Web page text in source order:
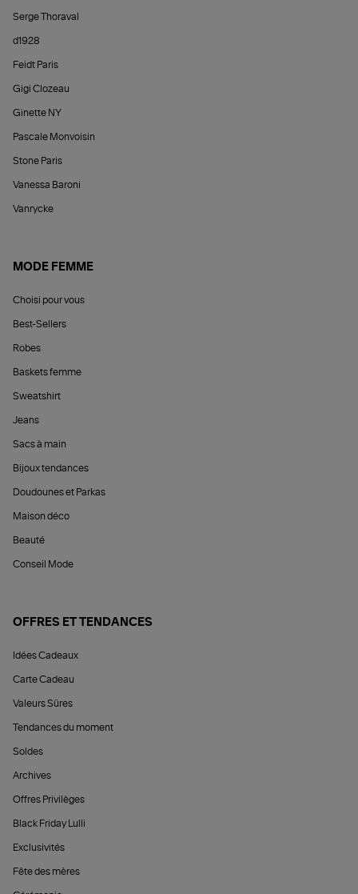
Serge Thoraval
d1928
Feidt Paris
Gigi Clozeau
Ginette NY
Pascale Monvoisin
Stone Paris
Vanessa Baroni
Vanrycke
MODE FEMME
Choisi pour vous
Best-Sellers
Robes
Baskets femme
Sweatshirt
Jeans
Sacs à main
Bijoux tendances
Doudounes et Parkas
Maison déco
Beauté
Conseil Mode
OFFRES ET TENDANCES
Idées Cadeaux
Carte Cadeau
Valeurs Sûres
Tendances du moment
Soldes
Archives
Offres Privilèges
Black Friday Lulli
Exclusivités
Fête des mères